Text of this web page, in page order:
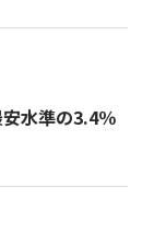
安水準の3.4％